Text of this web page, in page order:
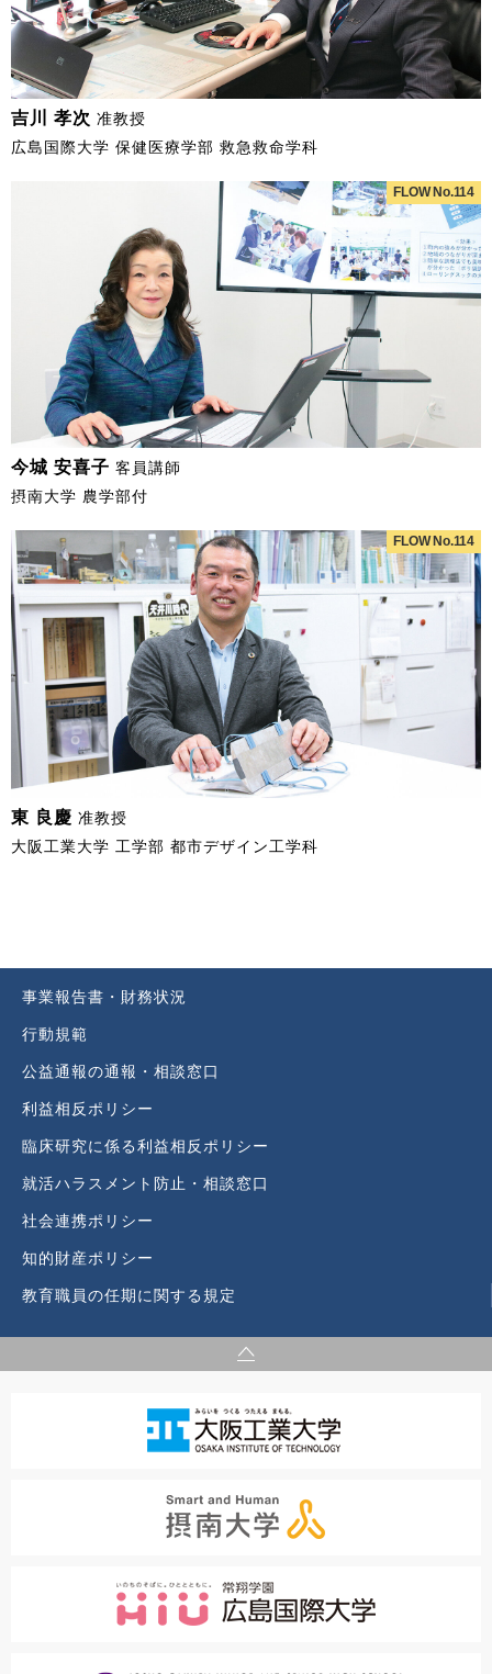
吉川 孝次 准教授
広島国際大学 保健医療学部 救急救命学科
FLOW No.114
今城 安喜子 客員講師
摂南大学 農学部付
FLOW No.114
東 良慶 准教授
大阪工業大学 工学部 都市デザイン工学科
事業報告書・財務状況
行動規範
公益通報の通報・相談窓口
利益相反ポリシー
臨床研究に係る利益相反ポリシー
就活ハラスメント防止・相談窓口
社会連携ポリシー
知的財産ポリシー
教育職員の任期に関する規定